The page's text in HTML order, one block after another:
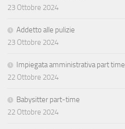
23 Ottobre 2024
Addetto alle pulizie
23 Ottobre 2024
Impiegata amministrativa part time
22 Ottobre 2024
Babysitter part-time
22 Ottobre 2024